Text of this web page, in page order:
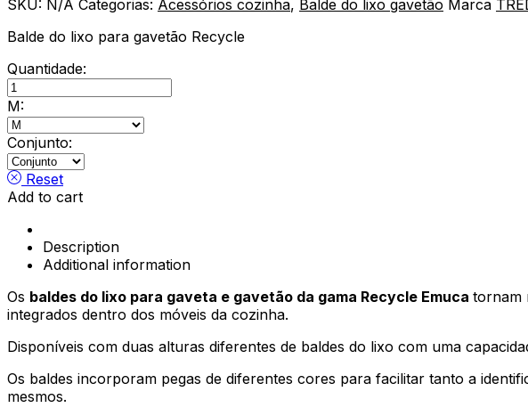
SKU: N/A Categorias: Acessórios cozinha, Balde do lixo gavetão Marca
Balde do lixo para gavetão Recycle
Quantidade:
Balde
do
lixo
para
gavetão
Recycle
quantity
M:
Conjunto:
Reset
Add to cart
Description
Additional information
Os baldes do lixo para gaveta e gavetão da gama Recycle Emuca tornam
integrados dentro dos móveis da cozinha.
Disponíveis com duas alturas diferentes de baldes do lixo com uma
Os baldes incorporam pegas de diferentes cores para facilitar tanto a
mesmos.